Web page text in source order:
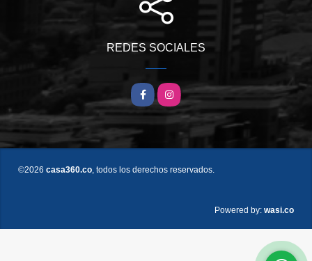
REDES SOCIALES
FacebookInstagram
©2026 casa360.co , todos los derechos reservados.
Powered by: wasi.co